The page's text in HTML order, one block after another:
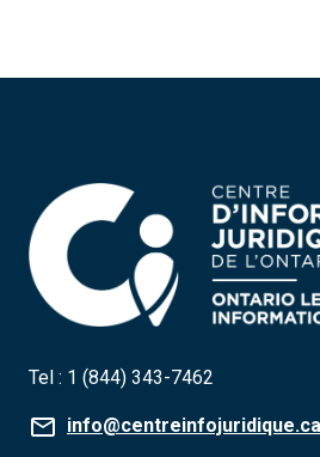
Tel : 1 (844) 343-7462
info@centreinfojuridique.ca